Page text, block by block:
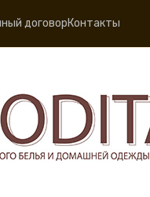
договорКонтакты